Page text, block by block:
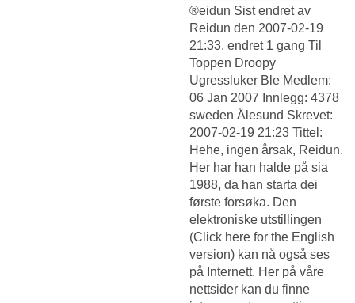
®eidun Sist endret av
Reidun den 2007-02-19
21:33, endret 1 gang Til
Toppen Droopy
Ugressluker Ble Medlem:
06 Jan 2007 Innlegg: 4378
sweden Ålesund Skrevet:
2007-02-19 21:23 Tittel:
Hehe, ingen årsak, Reidun.
Her har han halde på sia
1988, da han starta dei
første forsøka. Den
elektroniske utstillingen
(Click here for the English
version) kan nå også ses
på Internett. Her på våre
nettsider kan du finne